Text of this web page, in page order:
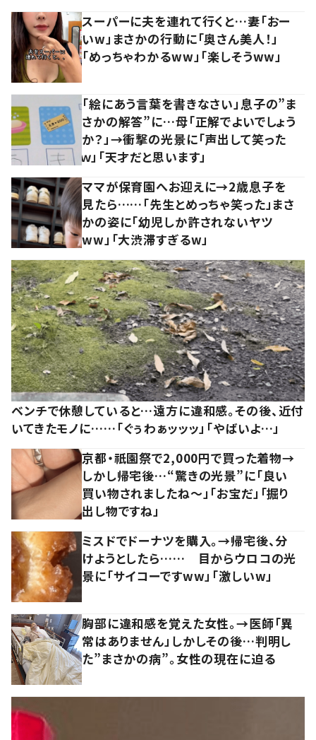
スーパーに夫を連れて行くと…妻「おー
いw」まさかの行動に「奥さん美人！」
「めっちゃわかるww」「楽しそうww」
「絵にあう言葉を書きなさい」息子の”ま
さかの解答”に…母「正解でよいでしょう
か？」→衝撃の光景に「声出して笑った
ｗ」「天才だと思います」
ママが保育園へお迎えに→2歳息子を
見たら……「先生とめっちゃ笑った」まさ
かの姿に「幼児しか許されないヤツ
ww」「大渋滞すぎるw」
ベンチで休憩していると…遠方に違和感。その後、近付
いてきたモノに……「ぐぅわぁッッッ」「やばいよ…」
京都・祇園祭で2,000円で買った着物→
しかし帰宅後…“驚きの光景”に「良い
買い物されましたね～」「お宝だ」「掘り
出し物ですね」
ミスドでドーナツを購入。→帰宅後、分
けようとしたら…… 目からウロコの光
景に「サイコーですww」「激しいw」
胸部に違和感を覚えた女性。→医師「異
常はありません」しかしその後…判明し
た”まさかの病”。女性の現在に迫る